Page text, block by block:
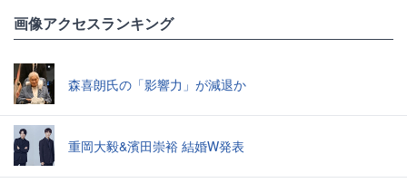
画像アクセスランキング
森喜朗氏の「影響力」が減退か
重岡大毅&濱田崇裕 結婚W発表